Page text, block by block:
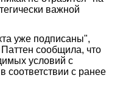
важной
уже подписаны",
сообщила, что
условий с
соответствии с ранее